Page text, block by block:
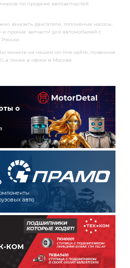
по продаже автозапчастей
заказать двигатели, топливные насосы,
прочие запчасти для автомобилей с
можете на нашем on-line сайте, позвонив
а также в офисе в Москве.
о
авто
КОМ